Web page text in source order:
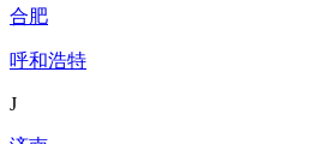
合肥
呼和浩特
J